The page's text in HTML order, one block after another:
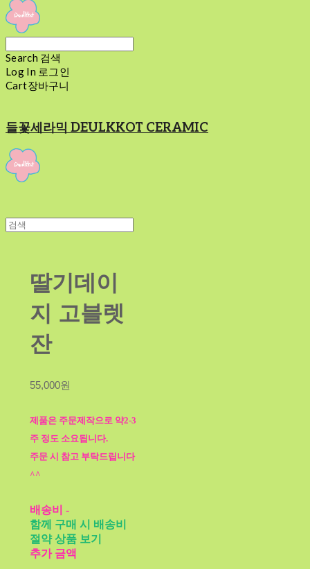
Search 검색
Log In 로그인
Cart장바구니
들꽃세라믹 DEULKKOT CERAMIC
딸기데이
지 고블렛
잔
55,000원
제품은 주문제작으로 약2-3
주 정도 소요됩니다.
주문 시 참고 부탁드립니다
^^
배송비 -
함께 구매 시 배송비
절약 상품 보기
추가 금액